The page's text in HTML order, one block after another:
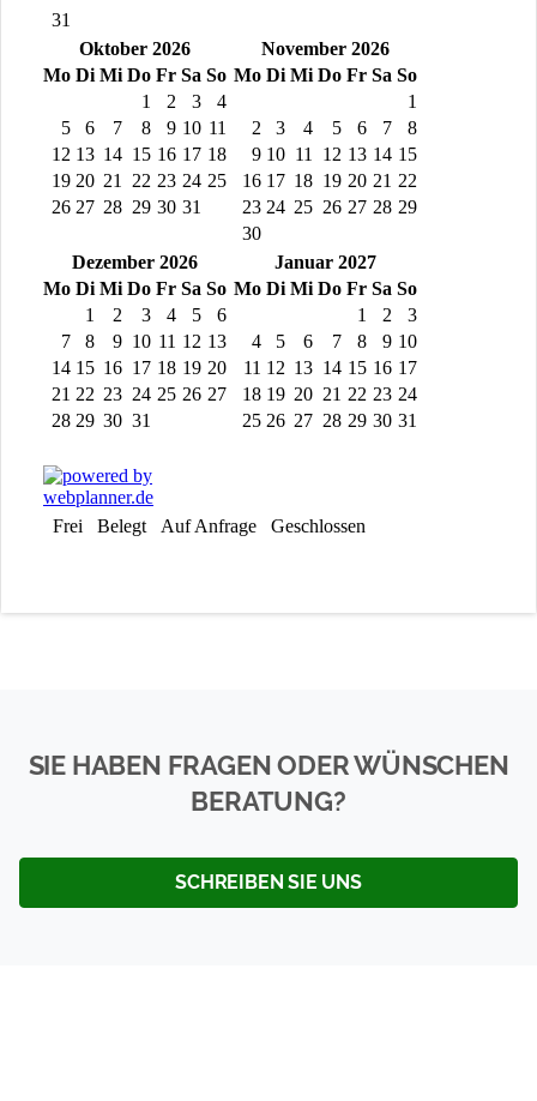
SIE HABEN FRAGEN ODER WÜNSCHEN
BERATUNG?
SCHREIBEN SIE UNS